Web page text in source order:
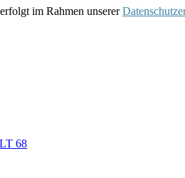
im Rahmen unserer
68